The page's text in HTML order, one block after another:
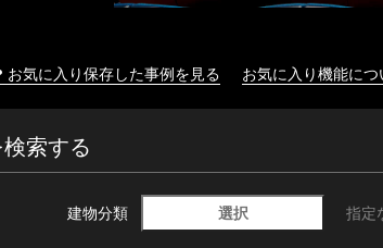
気に入り保存した事例を見る お気に入り機能につ
索する
建物分類 選択 指定